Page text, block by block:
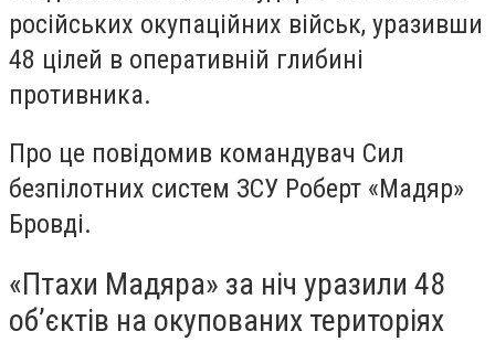
російських окупаційних військ, уразивши
48 цілей в оперативній глибині
противника.
Про це повідомив командувач Сил
безпілотних систем ЗСУ Роберт «Мадяр»
Бровді.
«Птахи Мадяра» за ніч уразили 48
об’єктів на окупованих територіях